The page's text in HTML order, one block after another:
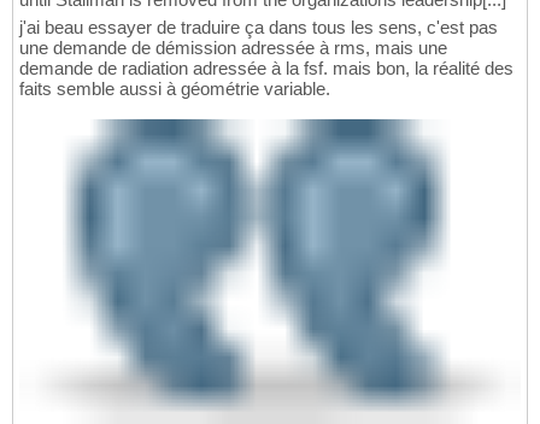
j'ai beau essayer de traduire ça dans tous les sens, c'est pas
une demande de démission adressée à rms, mais une
demande de radiation adressée à la fsf. mais bon, la réalité des
faits semble aussi à géométrie variable.